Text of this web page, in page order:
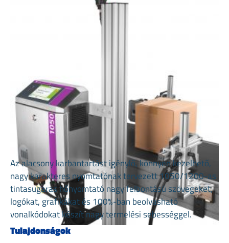
Az alacsony karbantartást igénylő, könnyen kezelhető,
nagy karakteres nyomtatónak tervezett 1050/1200-as
tintasugaras hőnyomtató nagy felbontású szövegeket,
logókat, grafikákat és 100%-ban beolvasható
vonalkódokat készít nagy termelési sebességgel.
Tulajdonságok